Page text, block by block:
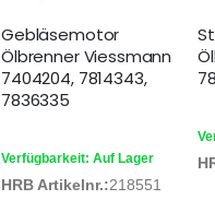
Gebläsemotor
Ölbrenner Viessmann
7404204, 7814343,
7836335
Verfügbarkeit: Auf Lager
HRB Artikelnr.:218551